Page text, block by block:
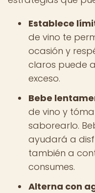
Establece
de vino te
ocasión y
claros puede
exceso.
Bebe
de vino y
saborearlo.
ayudará a
también a
consumes.
Alterna con